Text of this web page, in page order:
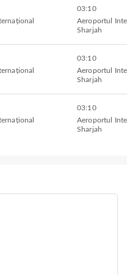
03:10
Aeroportul
Sharjah
03:10
Aeroportul
Sharjah
03:10
Aeroportul
Sharjah